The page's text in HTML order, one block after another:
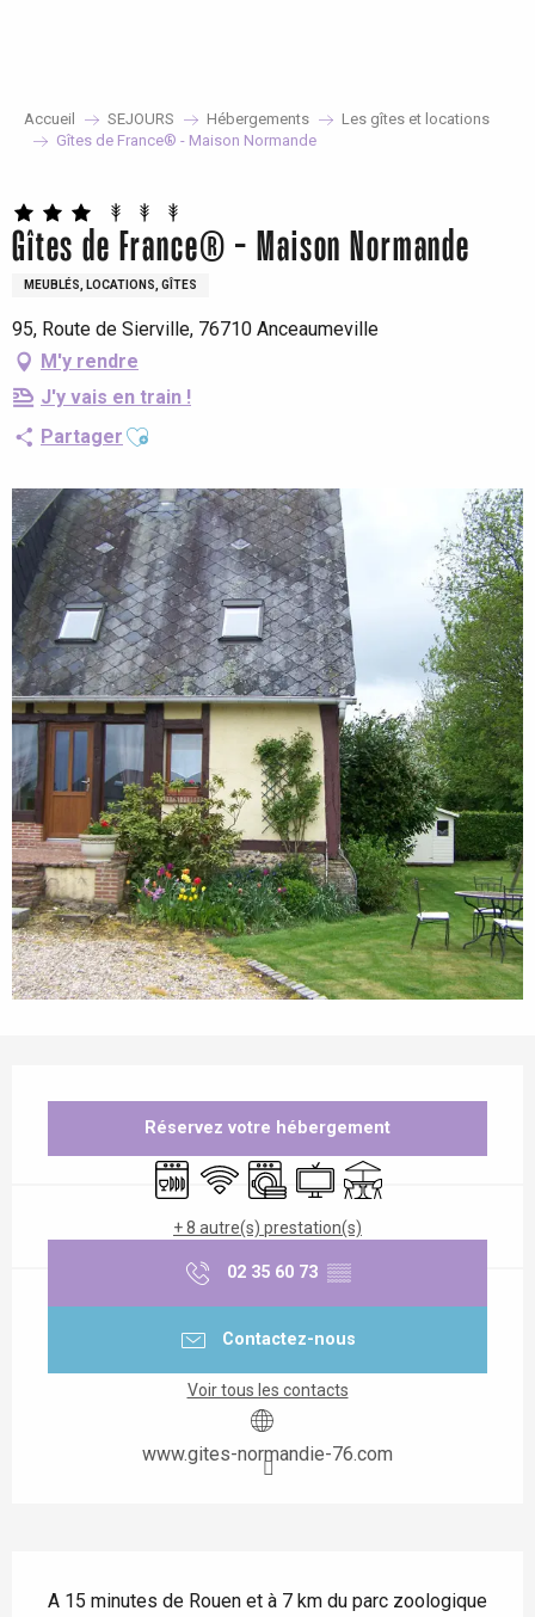
Accueil SEJOURS Hébergements
Les gîtes et locations
Gîtes de France® - Maison Normande
Gîtes de France® - Maison Normande
MEUBLÉS, LOCATIONS, GÎTES
95, Route de Sierville, 76710 Anceaumeville
M'y rendre
J'y vais en train !
Partager Ajouter aux favoris
Réservez votre hébergement
Lave vaisselle
WiFi Lave lingeTélévision
Terrasse
+ 8 autre(s) prestation(s)
02 35 60 73 ▒▒
Contactez-nous
Voir tous les contacts
www.gites-normandie-76.com
A 15 minutes de Rouen et à 7 km du parc zoologique